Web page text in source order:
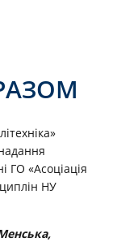
ГО «Асоціація
НУ